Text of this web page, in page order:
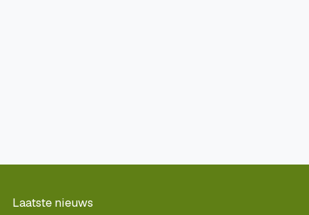
Laatste nieuws